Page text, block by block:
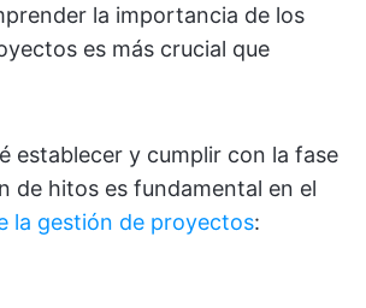
la importancia de los
es más crucial que
establecer y cumplir con la fase
de hitos es fundamental en el
la gestión de proyectos: